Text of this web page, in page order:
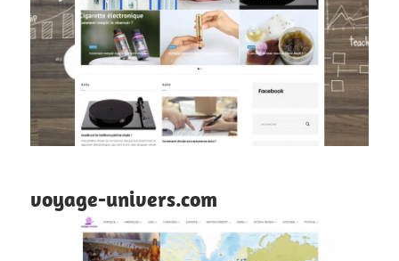
voyage-univers.com